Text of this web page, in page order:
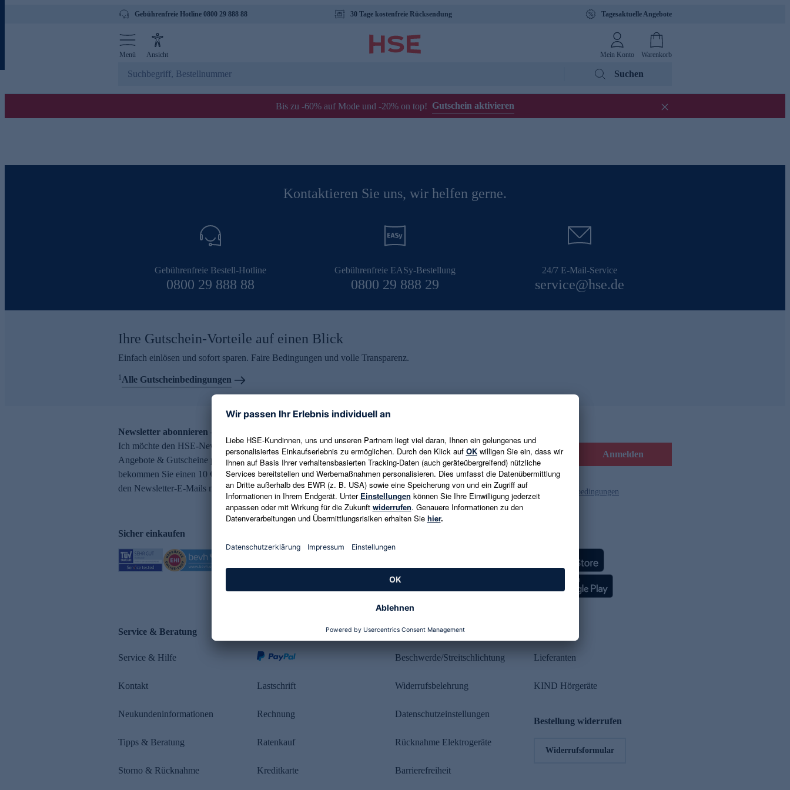
Gebührenfreie Hotline 0800 29 888 88 30 Tage kostenfreie Rücksendung Tagesaktuelle Angebote
Menü Ansicht Mein Konto Warenkorb
Suchen
Bis zu -60% auf Mode und -20% on top! Gutschein aktivieren
Kontaktieren Sie uns, wir helfen gerne.
Gebührenfreie Bestell-Hotline
0800 29 888 88
Gebührenfreie EASy-Bestellung
0800 29 888 29
24/7 E-Mail-Service
service@hse.de
Ihre Gutschein-Vorteile auf einen Blick
Einfach einlösen und sofort sparen. Faire Bedingungen und volle Transparenz.
1Alle Gutscheinbedingungen
Newsletter abonnieren – 10 € Gutschein erhalten
Ich möchte den HSE-Newsletter abonnieren und aktuelle Trends,
Angebote & Gutscheine per E-Mail erhalten. Als Dankeschön
bekommen Sie einen 10 € Gutschein. Eine Abmeldung ist jederzeit in
den Newsletter-E-Mails möglich.
E-Mail-Adresse eingeben Anmelden
Es gelten die Datenschutzrichtlinien und die Gutscheinbedingungen
Sicher einkaufen
Service & Beratung
Service & Hilfe
Kontakt
Neukundeninformationen
Tipps & Beratung
Storno & Rücknahme
Lastschrift
Rechnung
Ratenkauf
Kreditkarte
Rechtliches
Beschwerde/Streitschlichtung
Widerrufsbelehrung
Datenschutzeinstellungen
Rücknahme Elektrogeräte
Barrierefreiheit
Lieferanten
KIND Hörgeräte
Bestellung widerrufen
Widerrufsformular